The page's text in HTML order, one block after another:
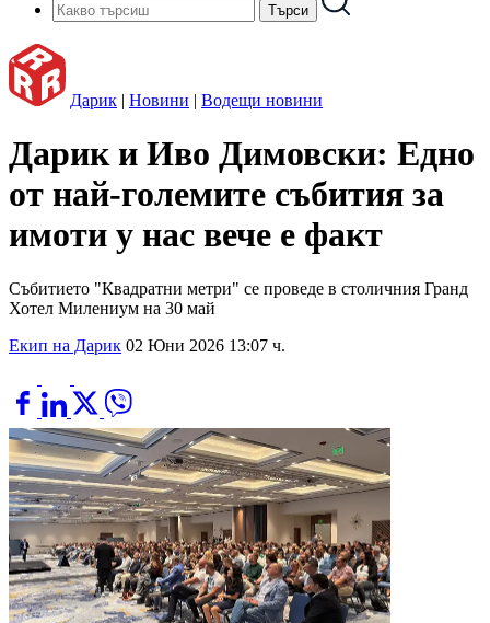
Дарик | Новини | Водещи новини
Дарик и Иво Димовски: Едно
от най-големите събития за
имоти у нас вече е факт
Събитието "Квадратни метри" се проведе в столичния Гранд
Хотел Милениум на 30 май
Екип на Дарик 02 Юни 2026 13:07 ч.